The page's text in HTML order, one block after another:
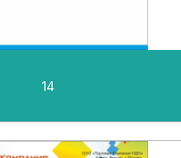
14